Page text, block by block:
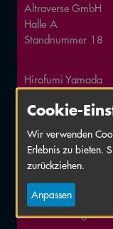
Altraverse GmbH
Halle A
Standnummer 18
Hirofumi Yamada
Freitag,
13:00
14:00
Altraverse GmbH
Halle A
Standnummer
Albert Mitringer
Cookie-
Wir verwenden
Erlebnis zu bieten.
zurückziehen.
Anpassen